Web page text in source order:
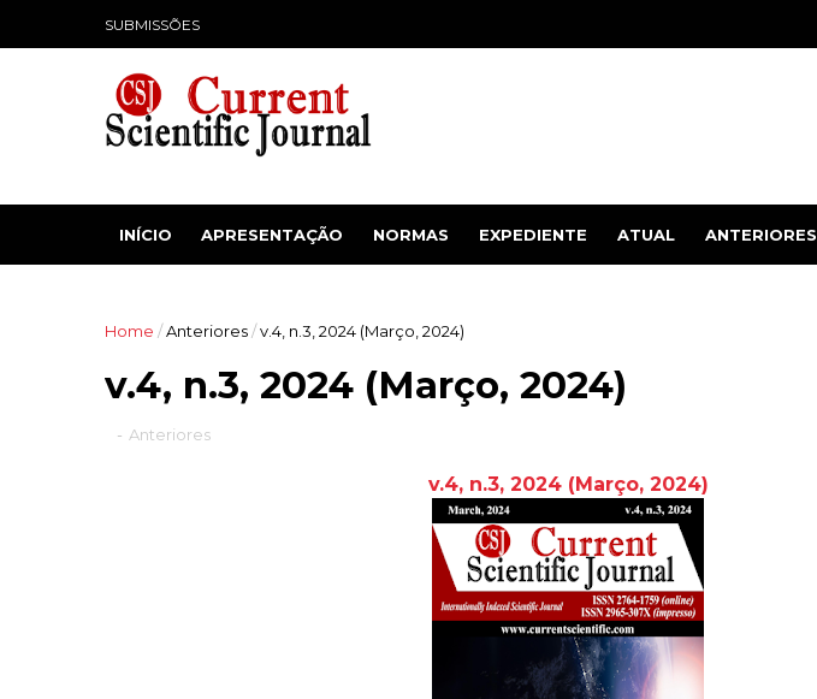
SUBMISSÕES
INÍCIO APRESENTAÇÃO NORMAS EXPEDIENTE ATUAL ANTERIORES
Home /Anteriores/v.4, n.3, 2024 (Março, 2024)
v.4, n.3, 2024 (Março, 2024)
- Anteriores
v.4, n.3, 2024 (Março, 2024)